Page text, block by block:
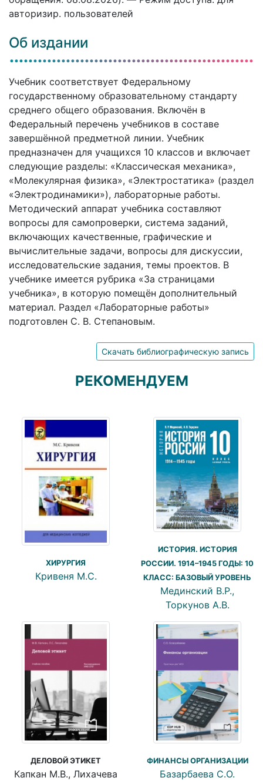
авторизир. пользователей
Об издании
Учебник соответствует Федеральному
государственному образовательному стандарту
среднего общего образования. Включён в
Федеральный перечень учебников в составе
завершённой предметной линии. Учебник
предназначен для учащихся 10 классов и включает
следующие разделы: «Классическая механика»,
«Молекулярная физика», «Электростатика» (раздел
«Электродинамики»), лабораторные работы.
Методический аппарат учебника составляют
вопросы для самопроверки, система заданий,
включающих качественные, графические и
вычислительные задачи, вопросы для дискуссии,
исследовательские задания, темы проектов. В
учебнике имеется рубрика «За страницами
учебника», в которую помещён дополнительный
материал. Раздел «Лабораторные работы»
подготовлен С. В. Степановым.
Скачать библиографическую запись
РЕКОМЕНДУЕМ
ХИРУРГИЯ
Кривеня М.С.
ИСТОРИЯ. ИСТОРИЯ
РОССИИ. 1914–1945 ГОДЫ: 10
КЛАСС: БАЗОВЫЙ УРОВЕНЬ
Мединский В.Р.,
Торкунов А.В.
ДЕЛОВОЙ ЭТИКЕТ
Капкан М.В., Лихачева
ФИНАНСЫ ОРГАНИЗАЦИИ
Базарбаева С.О.